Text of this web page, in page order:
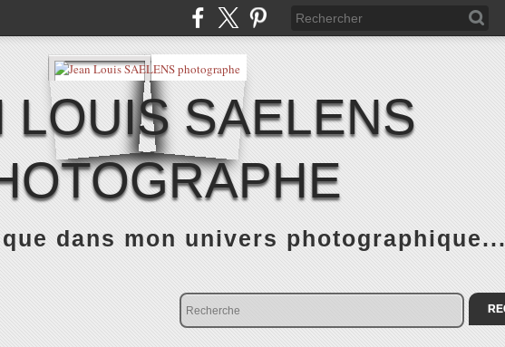
LOUIS SAELENS
dans mon univers photographique...